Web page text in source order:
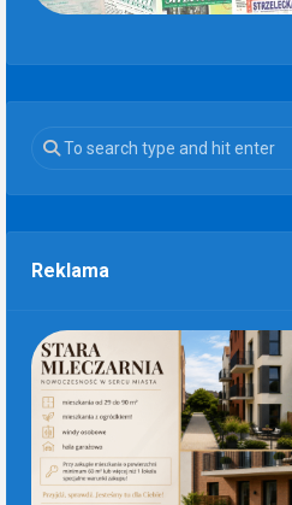
Reklama